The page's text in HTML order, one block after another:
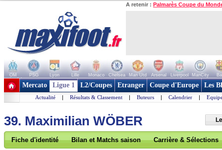
A retenir : Palmarès Coupe du
OM PSG Lyon Lille Monaco Chelsea Man Utd Arsenal Liverpool ManCity
+ de clubs
Mercato Ligue 1 L2/Coupes Etranger Coupe d'Europe Les
Actualité | Résultats & Classement | Buteurs | Calendrier |
39. Maximilian WÖBER
Fiche d'identité Bilan et Matchs saison Carrière & Sélections